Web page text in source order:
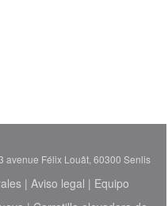
avenue Félix Louât, 60300 Senlis
| Aviso legal | Equipo